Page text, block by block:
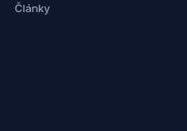
Články